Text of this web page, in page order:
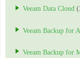
Veeam Data Cloud
Veeam Backup for
Veeam Backup for